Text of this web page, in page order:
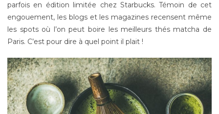
parfois en édition limitée chez Starbucks. Témoin de cet
engouement, les blogs et les magazines recensent même
les spots où l’on peut boire les meilleurs thés matcha de
Paris. C’est pour dire à quel point il plait !